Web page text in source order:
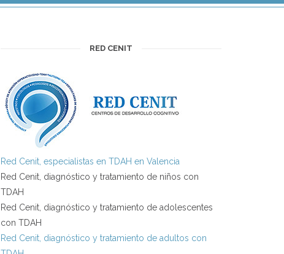
RED CENIT
Red Cenit, especialistas en TDAH en Valencia
Red Cenit, diagnóstico y tratamiento de niños con
TDAH
Red Cenit, diagnóstico y tratamiento de adolescentes
con TDAH
Red Cenit, diagnóstico y tratamiento de adultos con